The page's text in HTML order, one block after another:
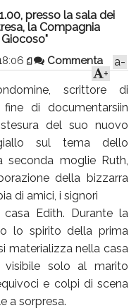
presso la sala dei
la Compagnia
Commenta
a-
+
scrittore di
fine di documentarsiin
del suo nuovo
sul tema dello
seconda moglie Ruth,
della bizzarra
di amici, i signori
Edith. Durante la
lo spirito della prima
materializza nella casa
visibile solo al marito
e colpi di scena
a sorpresa.